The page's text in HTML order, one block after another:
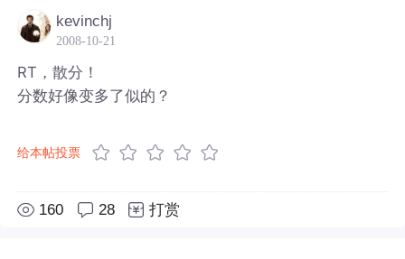
kevinchj
2008-10-21
RT，散分！
分数好像变多了似的？
给本帖投票
160 28 打赏